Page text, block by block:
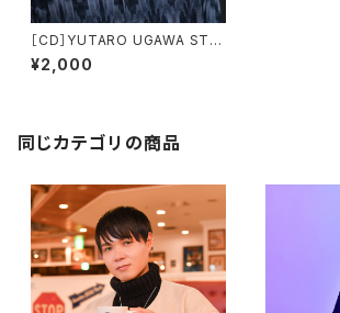
［CD］YUTARO UGAWA STA
GE COLLECTION 2023
¥2,000
同じカテゴリの商品